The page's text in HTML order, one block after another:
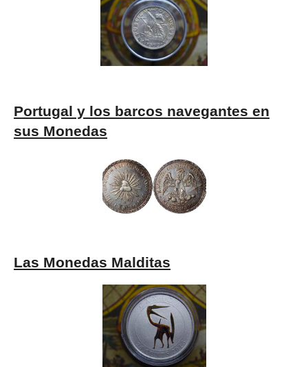
Portugal y los barcos navegantes en
sus Monedas
Las Monedas Malditas